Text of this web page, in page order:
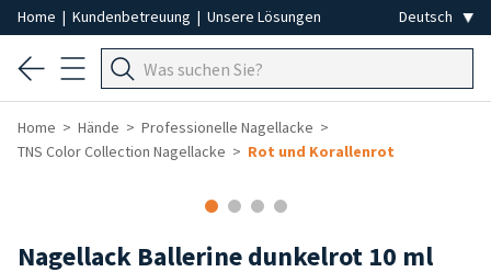
Home | Kundenbetreuung | Unsere Lösungen
Home Hände
Professionelle Nagellacke
TNS Color Collection Nagellacke
Rot und Korallenrot
Nagellack Ballerine dunkelrot 10 ml